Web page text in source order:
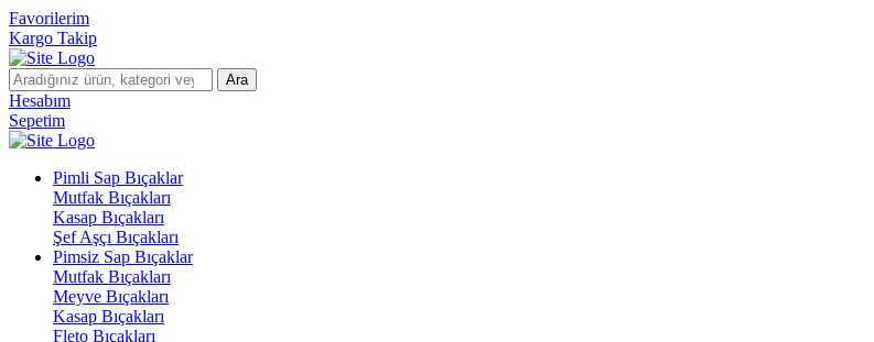
Favorilerim
Kargo Takip
Ara
Hesabım
Sepetim
Pimli Sap Bıçaklar
Mutfak Bıçakları
Kasap Bıçakları
Şef Aşçı Bıçakları
Pimsiz Sap Bıçaklar
Mutfak Bıçakları
Meyve Bıçakları
Kasap Bıçakları
Fleto Bıçakları